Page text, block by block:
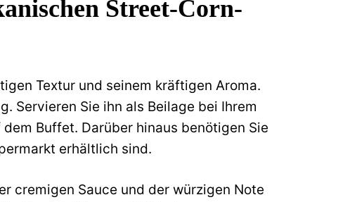
Street-Corn-
Textur und seinem kräftigen Aroma.
Servieren Sie ihn als Beilage bei Ihrem
Buffet. Darüber hinaus benötigen Sie
erhältlich sind.
cremigen Sauce und der würzigen Note